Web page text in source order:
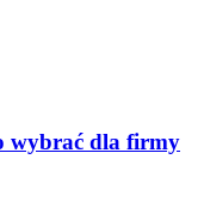
wybrać dla firmy